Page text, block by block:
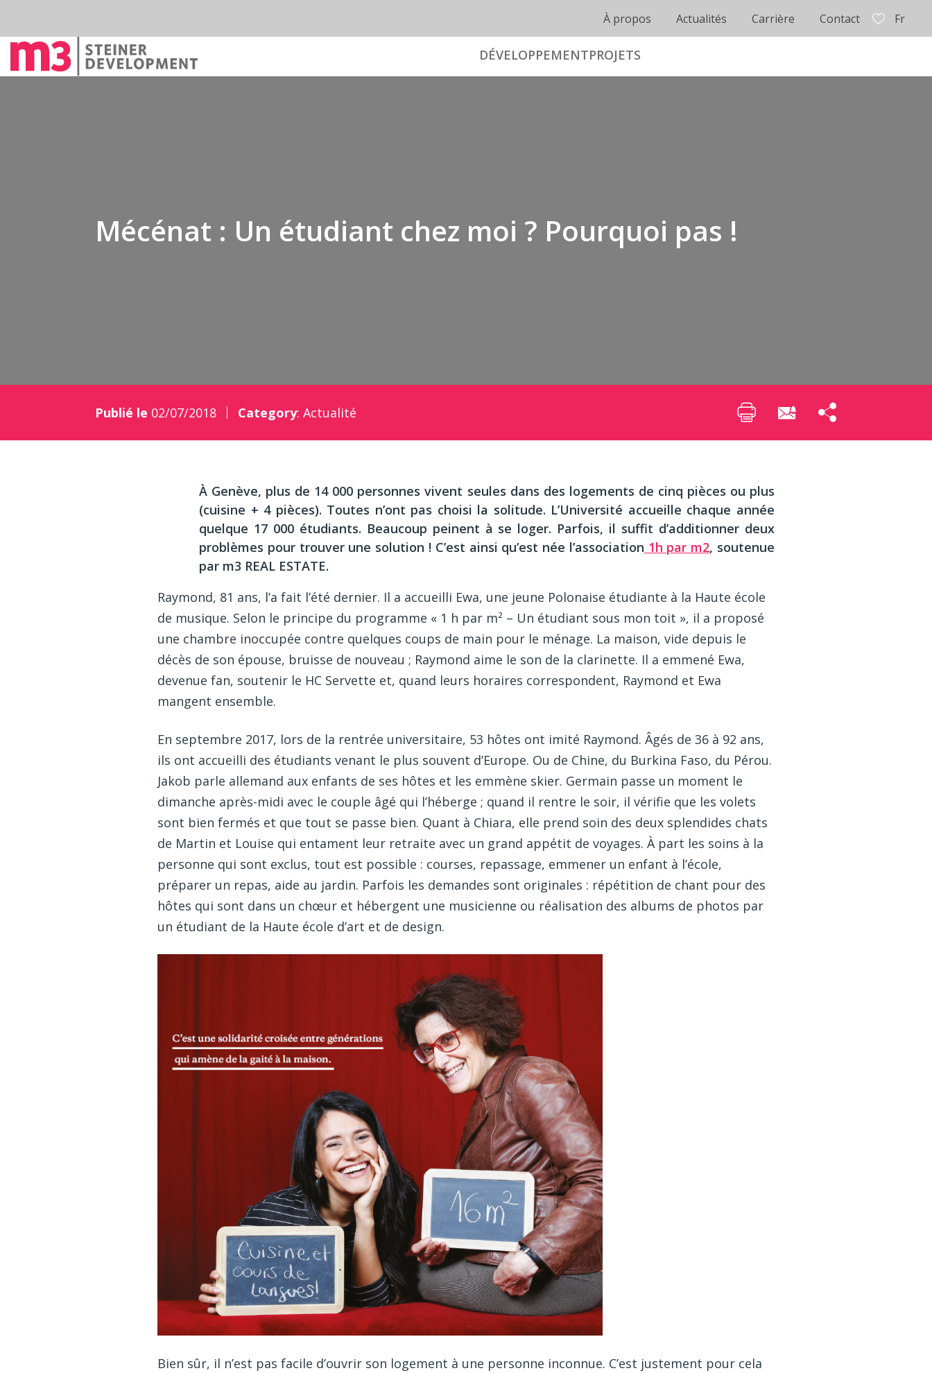
À propos Actualités Carrière Contact Fr
DÉVELOPPEMENTPROJETS
Mécénat : Un étudiant chez moi ? Pourquoi pas !
Publié le 02/07/2018 Category: Actualité
À Genève, plus de 14 000 personnes vivent seules dans des logements de cinq pièces ou plus
(cuisine + 4 pièces). Toutes n’ont pas choisi la solitude. L’Université accueille chaque année
quelque 17 000 étudiants. Beaucoup peinent à se loger. Parfois, il suffit d’additionner deux
problèmes pour trouver une solution ! C’est ainsi qu’est née l’association 1h par m2, soutenue
par m3 REAL ESTATE.
Raymond, 81 ans, l’a fait l’été dernier. Il a accueilli Ewa, une jeune Polonaise étudiante à la Haute école
de musique. Selon le principe du programme « 1 h par m² – Un étudiant sous mon toit », il a proposé
une chambre inoccupée contre quelques coups de main pour le ménage. La maison, vide depuis le
décès de son épouse, bruisse de nouveau ; Raymond aime le son de la clarinette. Il a emmené Ewa,
devenue fan, soutenir le HC Servette et, quand leurs horaires correspondent, Raymond et Ewa
mangent ensemble.
En septembre 2017, lors de la rentrée universitaire, 53 hôtes ont imité Raymond. Âgés de 36 à 92 ans,
ils ont accueilli des étudiants venant le plus souvent d’Europe. Ou de Chine, du Burkina Faso, du Pérou.
Jakob parle allemand aux enfants de ses hôtes et les emmène skier. Germain passe un moment le
dimanche après-midi avec le couple âgé qui l’héberge ; quand il rentre le soir, il vérifie que les volets
sont bien fermés et que tout se passe bien. Quant à Chiara, elle prend soin des deux splendides chats
de Martin et Louise qui entament leur retraite avec un grand appétit de voyages. À part les soins à la
personne qui sont exclus, tout est possible : courses, repassage, emmener un enfant à l’école,
préparer un repas, aide au jardin. Parfois les demandes sont originales : répétition de chant pour des
hôtes qui sont dans un chœur et hébergent une musicienne ou réalisation des albums de photos par
un étudiant de la Haute école d’art et de design.
Bien sûr, il n’est pas facile d’ouvrir son logement à une personne inconnue. C’est justement pour cela